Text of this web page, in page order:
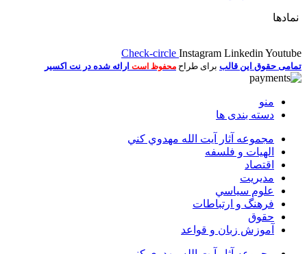
نمادها
Check-circle Instagram Linkedin Youtube
تمامی حقوق این قالب برای طراح محفوظ است ارائه شده در نت اکسیر
منو
دسته بندی ها
مجموعه آثار آيت الله مهدوي كني
الهیات و فلسفه
اقتصاد
مديريت
علوم سياسي
فرهنگ و ارتباطات
حقوق
آموزش زبان و قواعد